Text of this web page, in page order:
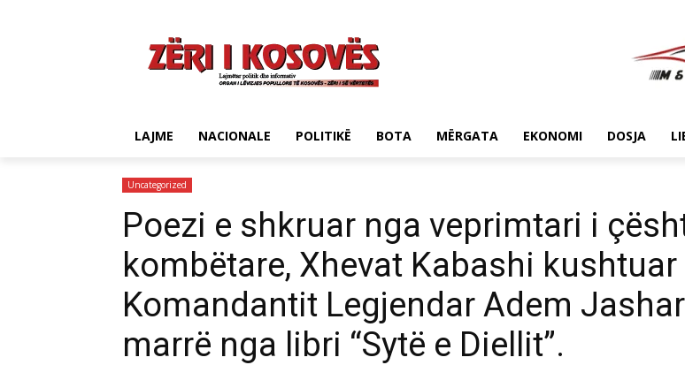
LAJME NACIONALE POLITIKË BOTA MËRGATA EKONOMI DOSJA
Uncategorized
Poezi e shkruar nga veprimtari i
kombëtare, Xhevat Kabashi kushtuar
Komandantit Legjendar Adem
marrë nga libri “Sytë e Diellit”.